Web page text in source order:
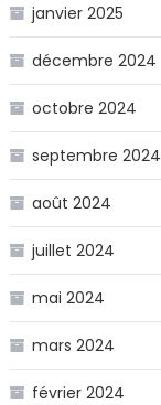
janvier 2025
décembre 2024
octobre 2024
septembre 2024
août 2024
juillet 2024
mai 2024
mars 2024
février 2024